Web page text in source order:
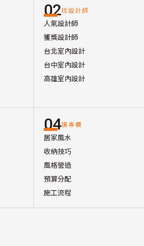
02找設計師
人氣設計師
獲獎設計師
台北室內設計
台中室內設計
高雄室內設計
04讀專欄
居家風水
收納技巧
風格營造
預算分配
施工流程